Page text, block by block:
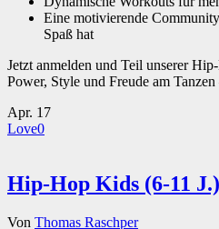
Eine motivierende
Spaß hat
Jetzt anmelden und Teil unserer
Power, Style und Freude am
Apr. 17
Love0
Hip-Hop Kids (6-11 J.)
Von Thomas Raschper